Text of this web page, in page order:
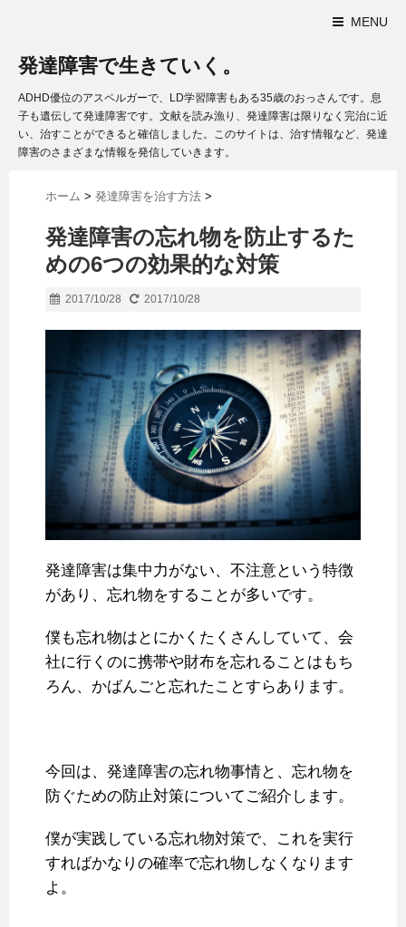
MENU
発達障害で生きていく。
ADHD優位のアスペルガーで、LD学習障害もある35歳のおっさんです。息
子も遺伝して発達障害です。文献を読み漁り、発達障害は限りなく完治に近
い、治すことができると確信しました。このサイトは、治す情報など、発達
障害のさまざまな情報を発信していきます。
ホーム > 発達障害を治す方法 >
発達障害の忘れ物を防止するた
めの6つの効果的な対策
2017/10/28 2017/10/28
発達障害は集中力がない、不注意という特徴
があり、忘れ物をすることが多いです。
僕も忘れ物はとにかくたくさんしていて、会
社に行くのに携帯や財布を忘れることはもち
ろん、かばんごと忘れたことすらあります。
今回は、発達障害の忘れ物事情と、忘れ物を
防ぐための防止対策についてご紹介します。
僕が実践している忘れ物対策で、これを実行
すればかなりの確率で忘れ物しなくなります
よ。